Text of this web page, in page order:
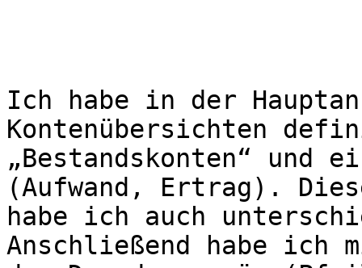
Ich habe in der
Kontenübersichten
„Bestandskonten“ und
(Aufwand, Ertrag).
habe ich auch
Anschließend habe ich